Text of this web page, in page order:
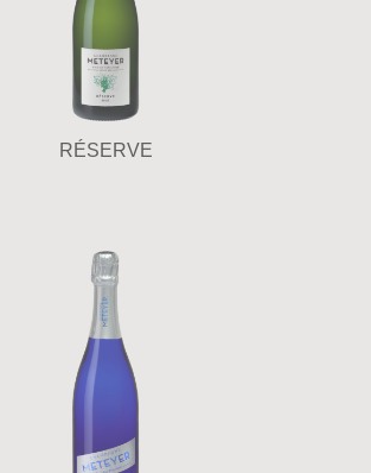
RÉSERVE